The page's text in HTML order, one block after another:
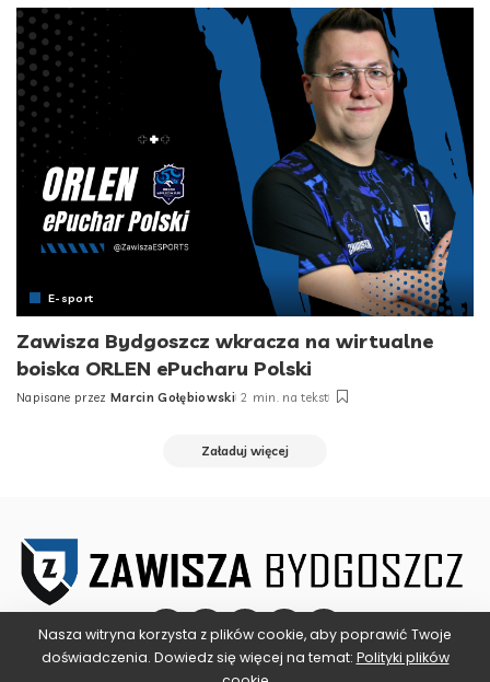
E-sport
Zawisza Bydgoszcz wkracza na wirtualne
boiska ORLEN ePucharu Polski
Posted
Napisane przez Marcin Gołębiowski 2 min. na tekst
Załaduj więcej
Nasza witryna korzysta z plików cookie, aby poprawić Twoje
doświadczenia. Dowiedz się więcej na temat: Polityki plików